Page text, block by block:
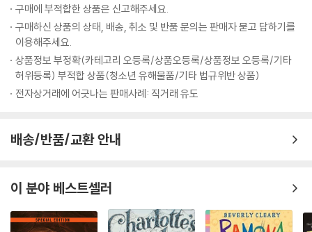
구매에 부적합한 상품은 신고해주세요.
구매하신 상품의 상태, 배송, 취소 및 반품 문의는 판매자 묻고 답하기를
이용해주세요.
상품정보 부정확(카테고리 오등록/상품오등록/상품정보 오등록/기타
허위등록) 부적합 상품(청소년 유해물품/기타 법규위반 상품)
전자상거래에 어긋나는 판매사례: 직거래 유도
배송/반품/교환 안내
이 분야 베스트셀러